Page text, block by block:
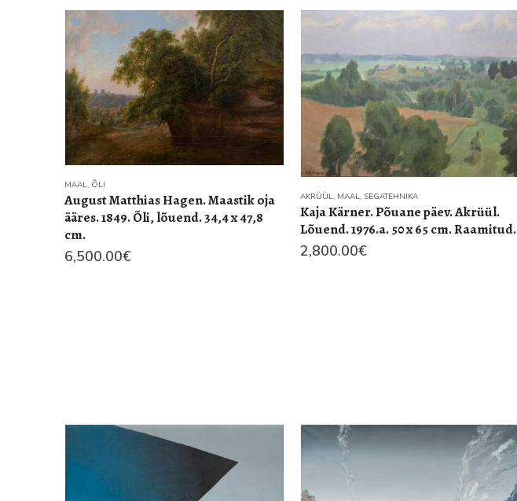
MAAL, ÕLI
August Matthias Hagen. Maastik oja
ääres. 1849. Õli, lõuend. 34,4 x 47,8
cm.
6,500.00€
AKRÜÜL, MAAL, SEGATEHNIKA
Kaja Kärner. Põuane päev. Akrüül.
Lõuend. 1976.a. 50 x 65 cm. Raamitud.
2,800.00€